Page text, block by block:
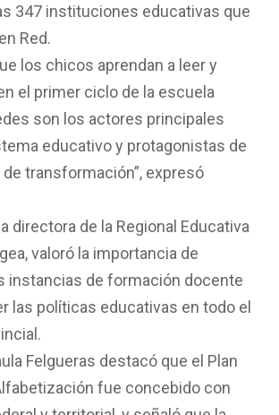
347 instituciones educativas que
Red.
los chicos aprendan a leer y
el primer ciclo de la escuela
son los actores principales
educativo y protagonistas de
transformación”, expresó
directora de la Regional Educativa
valoró la importancia de
instancias de formación docente
las políticas educativas en todo el
Felgueras destacó que el Plan
fue concebido con